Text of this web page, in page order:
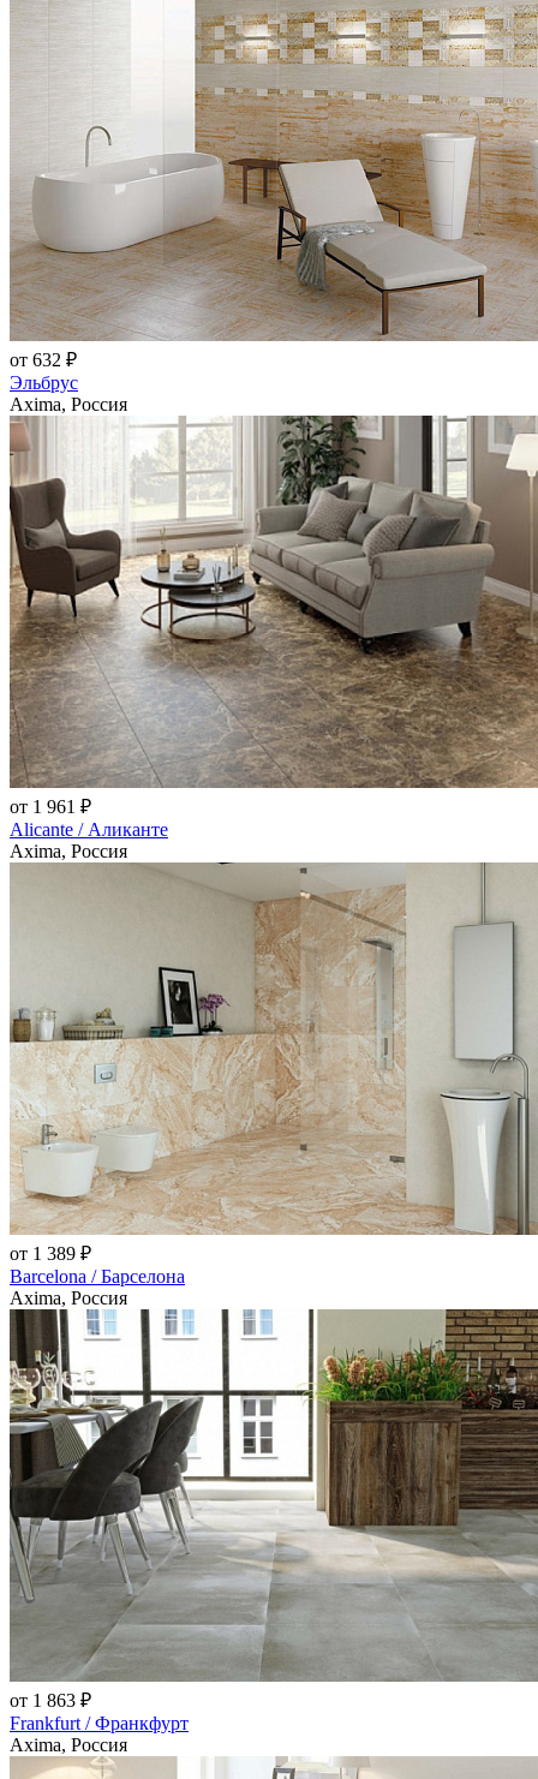
от 632 ₽
Эльбрус
Axima, Россия
от 1 961 ₽
Alicante / Аликанте
Axima, Россия
от 1 389 ₽
Barcelona / Барселона
Axima, Россия
от 1 863 ₽
Frankfurt / Франкфурт
Axima, Россия